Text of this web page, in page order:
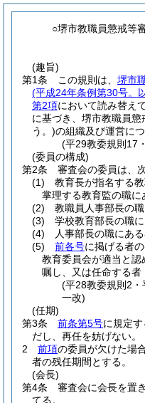
○堺市教職員懲戒等
(趣旨)
第1条
この規則は、 堺市
(平成24年条例第30号。
第2項において読み替え
に基づき、堺市教職員懲
う。)の組織及び運営に
(平29教委規則17
(委員の構成)
第2条
審査会の委員は、
(1)
教育長が指名する
掌理する教育監の職に
(2)
教職員人事部長の
(3)
学校教育部長の職
(4)
人事部長の職にあ
(5)
前各号に掲げる者
教育委員会が適当と
嘱し、又は任命する者
(平28教委規則2・
一改)
(任期)
第3条
前条第5号に規定す
だし、再任を妨げない。
2
前項の委員が欠けた場
者の残任期間とする。
(会長)
第4条
審査会に会長を置
てる。